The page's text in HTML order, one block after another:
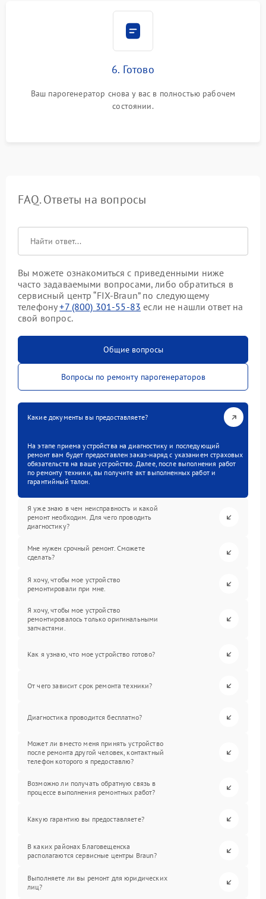
6. Готово
Ваш парогенератор снова у вас в полностью рабочем
состоянии.
FAQ. Ответы на вопросы
Вы можете ознакомиться с приведенными ниже
часто задаваемыми вопросами, либо обратиться в
сервисный центр “FIX-Braun” по следующему
телефону+7 (800) 301-55-83 если не нашли ответ на
свой вопрос.
Общие вопросы
Вопросы по ремонту парогенераторов
Какие документы вы предоставляете?
На этапе приема устройства на диагностику и последующий
ремонт вам будет предоставлен заказ-наряд с указанием страховых
обязательств на ваше устройство. Далее, после выполнения работ
по ремонту техники, вы получите акт выполненных работ и
гарантийный талон.
Я уже знаю в чем неисправность и какой
ремонт необходим. Для чего проводить
диагностику?
Мне нужен срочный ремонт. Сможете
сделать?
Я хочу, чтобы мое устройство
ремонтировали при мне.
Я хочу, чтобы мое устройство
ремонтировалось только оригинальными
запчастями.
Как я узнаю, что мое устройство готово?
От чего зависит срок ремонта техники?
Диагностика проводится бесплатно?
Может ли вместо меня принять устройство
после ремонта другой человек, контактный
телефон которого я предоставлю?
Возможно ли получать обратную связь в
процессе выполнения ремонтных работ?
Какую гарантию вы предоставляете?
В каких районах Благовещенска
располагаются сервисные центры Braun?
Выполняете ли вы ремонт для юридических
лиц?